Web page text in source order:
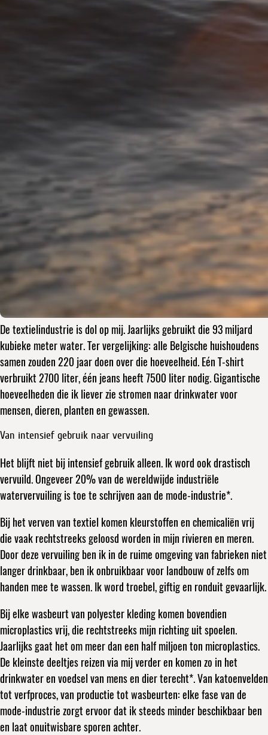
De textielindustrie is dol op mij. Jaarlijks gebruikt die 93 miljard
kubieke meter water. Ter vergelijking: alle Belgische huishoudens
samen zouden 220 jaar doen over die hoeveelheid. Eén T-shirt
verbruikt 2700 liter, één jeans heeft 7500 liter nodig. Gigantische
hoeveelheden die ik liever zie stromen naar drinkwater voor
mensen, dieren, planten en gewassen.
Van intensief gebruik naar vervuiling
Het blijft niet bij intensief gebruik alleen. Ik word ook drastisch
vervuild. Ongeveer 20% van de wereldwijde industriële
watervervuiling is toe te schrijven aan de mode-industrie*.
Bij het verven van textiel komen kleurstoffen en chemicaliën vrij
die vaak rechtstreeks geloosd worden in mijn rivieren en meren.
Door deze vervuiling ben ik in de ruime omgeving van fabrieken niet
langer drinkbaar, ben ik onbruikbaar voor landbouw of zelfs om
handen mee te wassen. Ik word troebel, giftig en ronduit gevaarlijk.
Bij elke wasbeurt van polyester kleding komen bovendien
microplastics vrij, die rechtstreeks mijn richting uit spoelen.
Jaarlijks gaat het om meer dan een half miljoen ton microplastics.
De kleinste deeltjes reizen via mij verder en komen zo in het
drinkwater en voedsel van mens en dier terecht*. Van katoenvelden
tot verfproces, van productie tot wasbeurten: elke fase van de
mode-industrie zorgt ervoor dat ik steeds minder beschikbaar ben
en laat onuitwisbare sporen achter.